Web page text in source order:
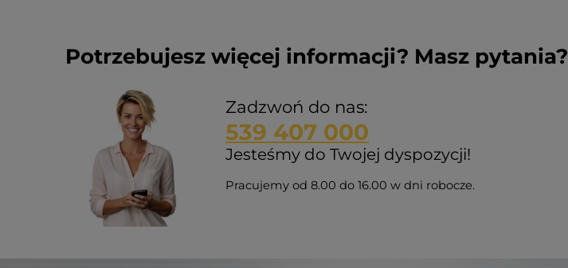
Potrzebujesz więcej informacji? Masz pytania?
Zadzwoń do nas:
539 407 000
Jesteśmy do Twojej dyspozycji!
Pracujemy od 8.00 do 16.00 w dni robocze.